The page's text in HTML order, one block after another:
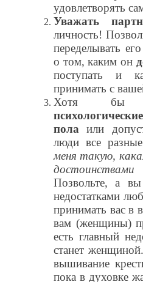
удовлетворять
Уважать
личность!
переделывать
о том, каким он
поступать и
принимать с
Хотя бы
пола или
люди все
меня такую,
Позвольте, а
недостатками
принимать вас в
вам (женщины)
есть главный
станет
вышивание
пока в духовке